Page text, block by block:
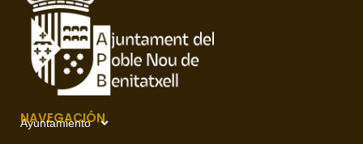
NAVEGACIÓN
Ayuntamiento